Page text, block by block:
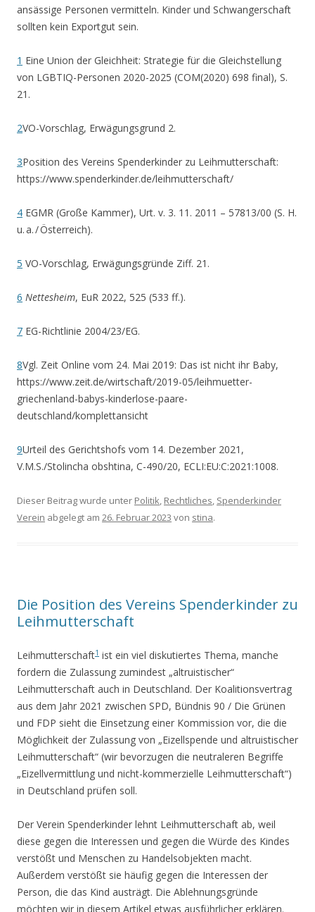
ansässige Personen vermitteln. Kinder und Schwangerschaft
sollten kein Exportgut sein.
1 Eine Union der Gleichheit: Strategie für die Gleichstellung
von LGBTIQ-Personen 2020-2025 (COM(2020) 698 final), S.
21.
2VO-Vorschlag, Erwägungsgrund 2.
3Position des Vereins Spenderkinder zu Leihmutterschaft:
https://www.spenderkinder.de/leihmutterschaft/
4 EGMR (Große Kammer), Urt. v. 3. 11. 2011 – 57813/00 (S. H.
u. a. / Österreich).
5 VO-Vorschlag, Erwägungsgründe Ziff. 21.
6 Nettesheim, EuR 2022, 525 (533 ff.).
7 EG-Richtlinie 2004/23/EG.
8Vgl. Zeit Online vom 24. Mai 2019: Das ist nicht ihr Baby,
https://www.zeit.de/wirtschaft/2019-05/leihmuetter-
griechenland-babys-kinderlose-paare-
deutschland/komplettansicht
9Urteil des Gerichtshofs vom 14. Dezember 2021,
V.M.S./Stolincha obshtina, C-490/20, ECLI:EU:C:2021:1008.
Dieser Beitrag wurde unter Politik, Rechtliches, Spenderkinder
Verein abgelegt am 26. Februar 2023 von stina.
Die Position des Vereins Spenderkinder zu
Leihmutterschaft
Leihmutterschaft1 ist ein viel diskutiertes Thema, manche
fordern die Zulassung zumindest „altruistischer“
Leihmutterschaft auch in Deutschland. Der Koalitionsvertrag
aus dem Jahr 2021 zwischen SPD, Bündnis 90 / Die Grünen
und FDP sieht die Einsetzung einer Kommission vor, die die
Möglichkeit der Zulassung von „Eizellspende und altruistischer
Leihmutterschaft“ (wir bevorzugen die neutraleren Begriffe
„Eizellvermittlung und nicht-kommerzielle Leihmutterschaft“)
in Deutschland prüfen soll.
Der Verein Spenderkinder lehnt Leihmutterschaft ab, weil
diese gegen die Interessen und gegen die Würde des Kindes
verstößt und Menschen zu Handelsobjekten macht.
Außerdem verstößt sie häufig gegen die Interessen der
Person, die das Kind austrägt. Die Ablehnungsgründe
möchten wir in diesem Artikel etwas ausführlicher erklären.